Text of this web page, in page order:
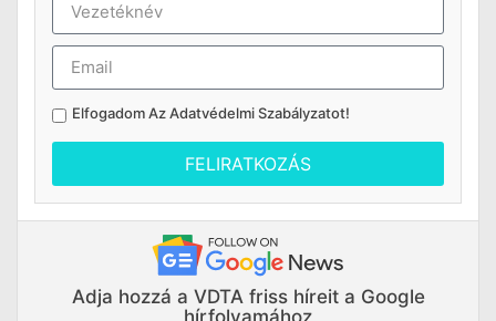
Elfogadom AzAdatvédelmi Szabályzatot!
FELIRATKOZÁS
Adja hozzá a VDTA friss híreit a Google
hírfolyamához